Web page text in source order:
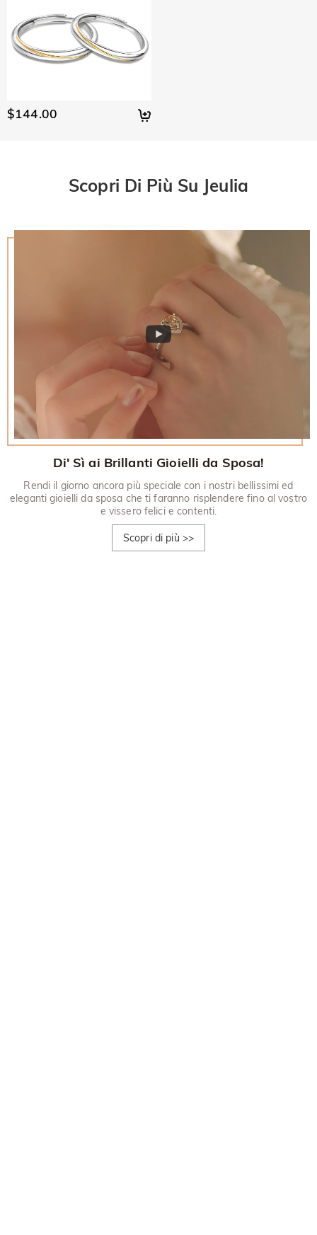
$144.00
Scopri Di Più Su Jeulia
Di' Sì ai Brillanti Gioielli da Sposa!
Rendi il giorno ancora più speciale con i nostri bellissimi ed
eleganti gioielli da sposa che ti faranno risplendere fino al vostro
e vissero felici e contenti.
Scopri di più >>